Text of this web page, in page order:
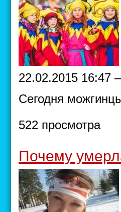
22.02.2015 16:47
Сегодня
522 просмотра
Почему